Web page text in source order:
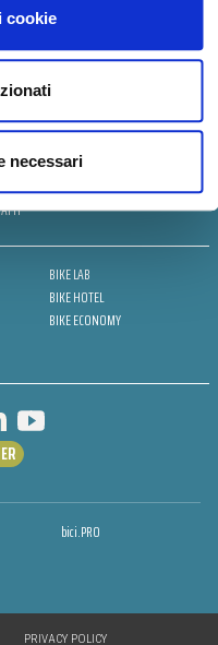
cookie
necessari
BIKE LAB
BIKE HOTEL
BIKE ECONOMY
bici.PRO
PRIVACY POLICY